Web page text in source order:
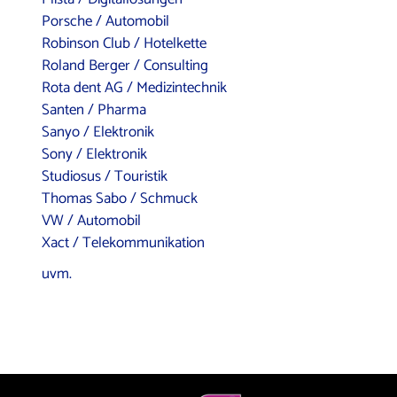
Porsche / Automobil
Robinson Club / Hotelkette
Roland Berger / Consulting
Rota dent AG / Medizintechnik
Santen / Pharma
Sanyo / Elektronik
Sony / Elektronik
Studiosus / Touristik
Thomas Sabo / Schmuck
VW / Automobil
Xact / Telekommunikation
uvm.